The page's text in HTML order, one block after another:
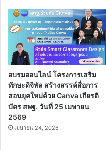
อบรมออนไลน์ โครงการเสริม
ทักษะดิจิทัล สร้างสรรค์สื่อการ
สอนยุคใหม่ด้วย Canva เกียรติ
บัตร สพฐ. วันที่ 25 เมษายน
2569
เมษายน 24, 2026